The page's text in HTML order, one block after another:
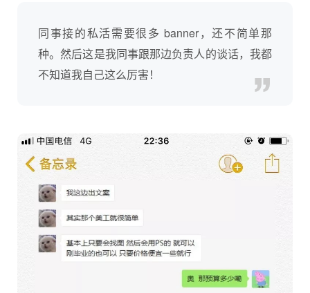
同事接的私活需要很多 banner，还不简单那
种。然后这是我同事跟那边负责人的谈话，我都
不知道我自己这么厉害！